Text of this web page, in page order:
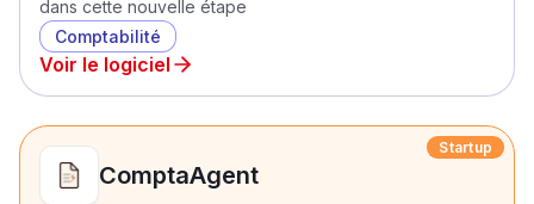
dans cette nouvelle étape
Comptabilité
Voir le logiciel
Startup
ComptaAgent